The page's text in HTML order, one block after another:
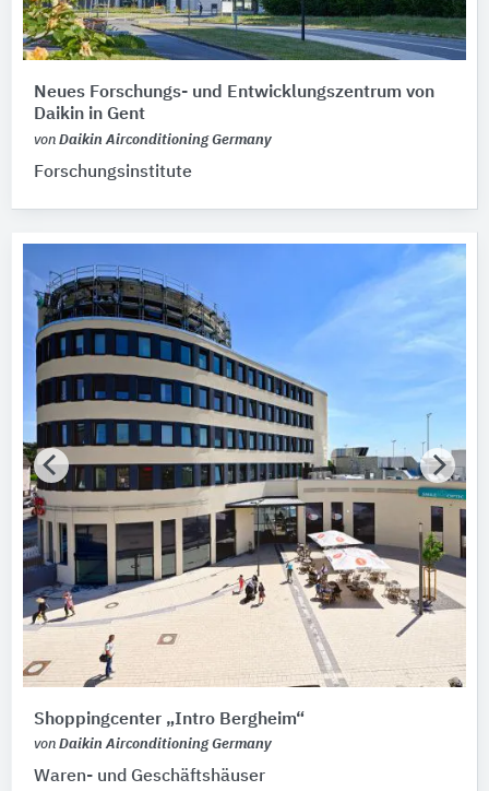
Neues Forschungs- und Entwicklungszentrum von
Daikin in Gent
von Daikin Airconditioning Germany
Forschungsinstitute
Shoppingcenter „Intro Bergheim“
von Daikin Airconditioning Germany
Waren- und Geschäftshäuser